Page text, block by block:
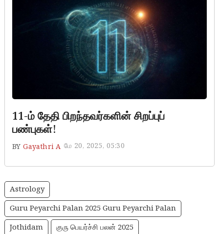
11-ம் தேதி பிறந்தவர்களின் சிறப்புப்
பண்புகள்!
BY Gayathri A மே 20, 2025, 05:30
Astrology
Guru Peyarchi Palan 2025 Guru Peyarchi Palan
Jothidam
குரு பெயர்ச்சி பலன் 2025